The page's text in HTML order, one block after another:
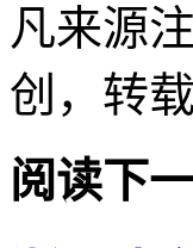
凡来源
创，转
阅读下